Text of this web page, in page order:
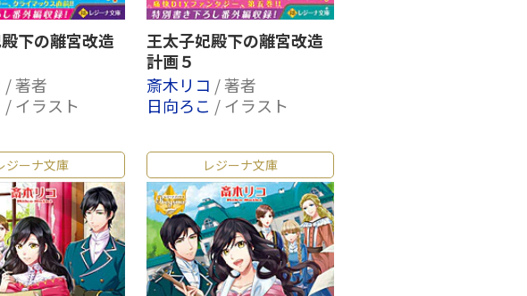
下の離宮改造
/ 著者
/ イラスト
王太子妃殿下の離宮改造
計画５
斎木リコ / 著者
日向ろこ / イラスト
ジーナ文庫 レジーナ文庫